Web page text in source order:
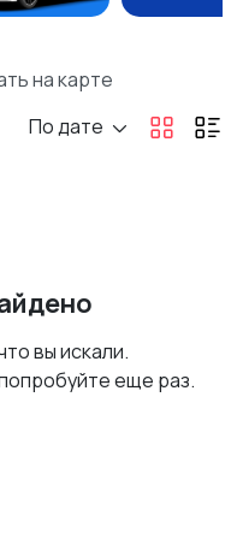
на карте
По дате
вы искали.
еще раз.